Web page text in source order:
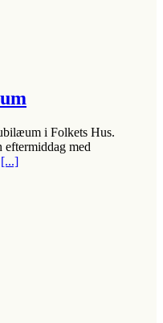
i Folkets Hus.
med
[...]